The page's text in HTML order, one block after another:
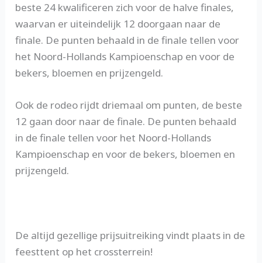
beste 24 kwalificeren zich voor de halve finales,
waarvan er uiteindelijk 12 doorgaan naar de
finale. De punten behaald in de finale tellen voor
het Noord-Hollands Kampioenschap en voor de
bekers, bloemen en prijzengeld.
Ook de rodeo rijdt driemaal om punten, de beste
12 gaan door naar de finale. De punten behaald
in de finale tellen voor het Noord-Hollands
Kampioenschap en voor de bekers, bloemen en
prijzengeld.
De altijd gezellige prijsuitreiking vindt plaats in de
feesttent op het crossterrein!